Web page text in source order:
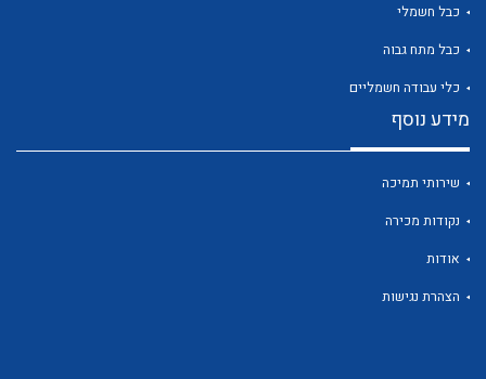
כבל חשמלי
כבל מתח גבוה
כלי עבודה חשמליים
מידע נוסף
שירותי תמיכה
נקודות מכירה
אודות
הצהרת נגישות